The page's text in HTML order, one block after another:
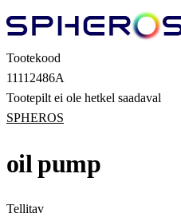
Tootekood
11112486A
Tootepilt ei ole hetkel saadaval
SPHEROS
oil pump
Tellitav